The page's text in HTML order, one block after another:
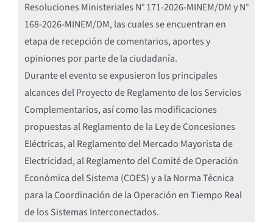
Resoluciones Ministeriales N° 171-2026-MINEM/DM y N°
168-2026-MINEM/DM, las cuales se encuentran en
etapa de recepción de comentarios, aportes y
opiniones por parte de la ciudadanía.
Durante el evento se expusieron los principales
alcances del Proyecto de Reglamento de los Servicios
Complementarios, así como las modificaciones
propuestas al Reglamento de la Ley de Concesiones
Eléctricas, al Reglamento del Mercado Mayorista de
Electricidad, al Reglamento del Comité de Operación
Económica del Sistema (COES) y a la Norma Técnica
para la Coordinación de la Operación en Tiempo Real
de los Sistemas Interconectados.